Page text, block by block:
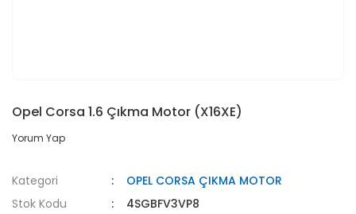
Opel Corsa 1.6 Çıkma Motor (X16XE)
Yorum Yap
Kategori
OPEL CORSA ÇIKMA MOTOR
Stok Kodu
4SGBFV3VP8